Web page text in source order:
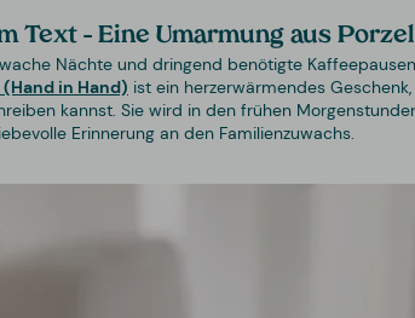
Text – Eine Umarmung aus
Nächte und dringend benötigte
(Hand in Hand) ist ein herzerwärmendes
kannst. Sie wird in den frühen
Erinnerung an den Familienzuwachs.